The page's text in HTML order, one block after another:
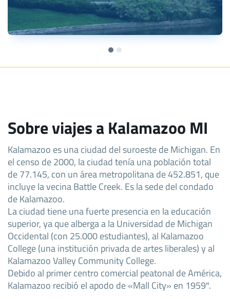
Sobre viajes a Kalamazoo MI
Kalamazoo es una ciudad del suroeste de Michigan. En
el censo de 2000, la ciudad tenía una población total
de 77.145, con un área metropolitana de 452.851, que
incluye la vecina Battle Creek. Es la sede del condado
de Kalamazoo.
La ciudad tiene una fuerte presencia en la educación
superior, ya que alberga a la Universidad de Michigan
Occidental (con 25.000 estudiantes), al Kalamazoo
College (una institución privada de artes liberales) y al
Kalamazoo Valley Community College.
Debido al primer centro comercial peatonal de América,
Kalamazoo recibió el apodo de «Mall City» en 1959″.